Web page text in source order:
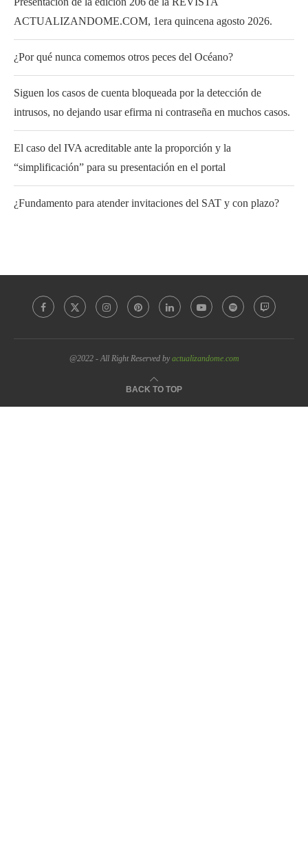
ACTUALIZANDOME.COM, 1era quincena agosto 2026.
¿Por qué nunca comemos otros peces del Océano?
Siguen los casos de cuenta bloqueada por la detección de
intrusos, no dejando usar efirma ni contraseña en muchos casos.
El caso del IVA acreditable ante la proporción y la
“simplificación” para su presentación en el portal
¿Fundamento para atender invitaciones del SAT y con plazo?
@2022 - All Right Reserved byactualizandome.com
BACK TO TOP